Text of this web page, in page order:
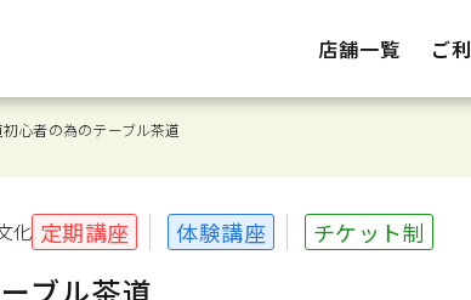
店舗一覧 ご
心者の為のテーブル茶道
化 定期講座 体験講座 チケット制
ブル茶道